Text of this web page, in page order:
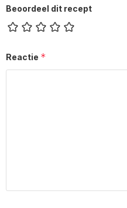
Beoordeel dit recept
Reactie *